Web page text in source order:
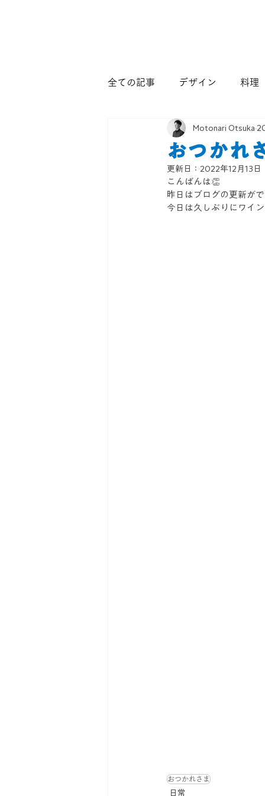
全ての記事 デザイン 料理
おつかれ
Motonari Otsuka
更新日： 2022年12月13日
こんばんは👏
昨日はブログの更新が
今日は久しぶりにワイ
おつかれさま
日常